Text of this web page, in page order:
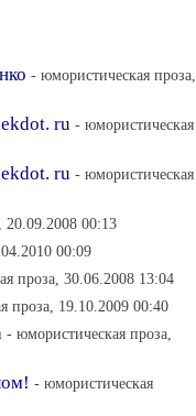
- юмористическая проза,
ru - юмористическая
ru - юмористическая
20.09.2008 00:13
00:09
проза, 30.06.2008 13:04
проза, 19.10.2009 00:40
- юмористическая проза,
- юмористическая